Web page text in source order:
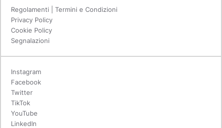
Regolamenti | Termini e Condizioni
Privacy Policy
Cookie Policy
Segnalazioni
Instagram
Facebook
Twitter
TikTok
YouTube
LinkedIn